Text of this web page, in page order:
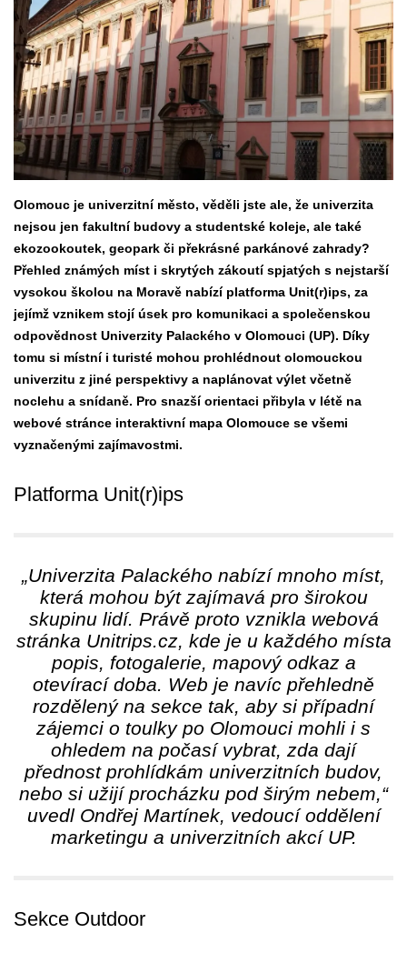
Olomouc je univerzitní město, věděli jste ale, že univerzita
nejsou jen fakultní budovy a studentské koleje, ale také
ekozookoutek, geopark či překrásné parkánové zahrady?
Přehled známých míst i skrytých zákoutí spjatých s nejstarší
vysokou školou na Moravě nabízí platforma Unit(r)ips, za
jejímž vznikem stojí úsek pro komunikaci a společenskou
odpovědnost Univerzity Palackého v Olomouci (UP). Díky
tomu si místní i turisté mohou prohlédnout olomouckou
univerzitu z jiné perspektivy a naplánovat výlet včetně
noclehu a snídaně. Pro snazší orientaci přibyla v létě na
webové stránce interaktivní mapa Olomouce se všemi
vyznačenými zajímavostmi.
Platforma Unit(r)ips
„Univerzita Palackého nabízí mnoho míst,
která mohou být zajímavá pro širokou
skupinu lidí. Právě proto vznikla webová
stránka Unitrips.cz, kde je u každého místa
popis, fotogalerie, mapový odkaz a
otevírací doba. Web je navíc přehledně
rozdělený na sekce tak, aby si případní
zájemci o toulky po Olomouci mohli i s
ohledem na počasí vybrat, zda dají
přednost prohlídkám univerzitních budov,
nebo si užijí procházku pod širým nebem,“
uvedl Ondřej Martínek, vedoucí oddělení
marketingu a univerzitních akcí UP.
Sekce Outdoor